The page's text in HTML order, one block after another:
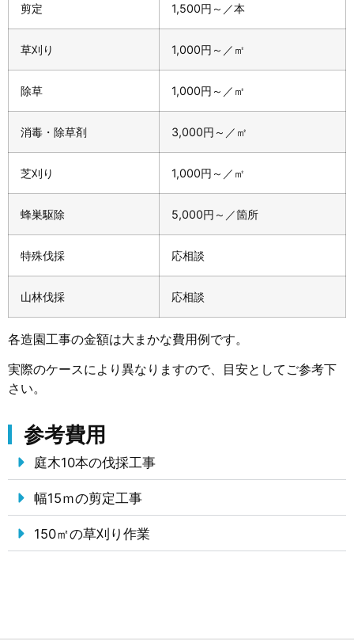
剪定 1,500円～／本
草刈り 1,000円～／㎡
除草 1,000円～／㎡
消毒・除草剤 3,000円～／㎡
芝刈り 1,000円～／㎡
蜂巣駆除 5,000円～／箇所
特殊伐採 応相談
山林伐採 応相談
各造園工事の金額は大まかな費用例です。
実際のケースにより異なりますので、目安としてご参考下
さい。
参考費用
庭木10本の伐採工事
幅15ｍの剪定工事
150㎡の草刈り作業